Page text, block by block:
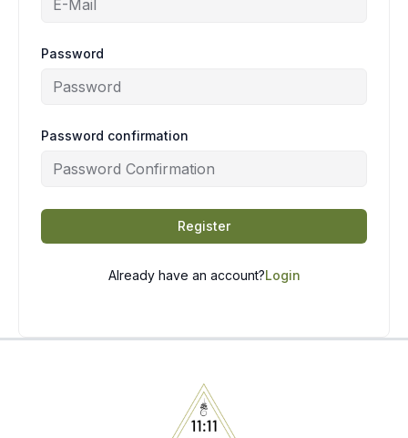
Password
Password confirmation
Register
Already have an account?Login